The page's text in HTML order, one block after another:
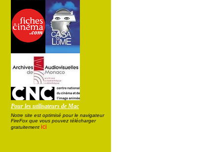
Pour les utilisateurs de Mac
Notre site est optimisé pour le navigateur
FireFox que vous pouvez télécharger
gratuitement ici